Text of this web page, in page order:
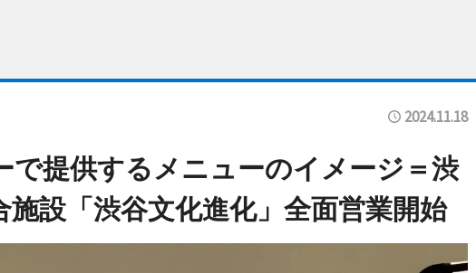
2024.11.18
で提供するメニューのイメージ＝渋
設「渋谷文化進化」全面営業開始